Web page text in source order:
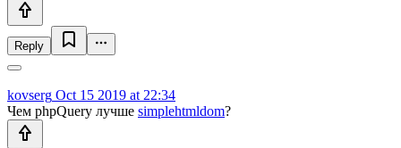
Reply
kovserg Oct 15 2019 at 22:34
Чем phpQuery лучше simplehtmldom?